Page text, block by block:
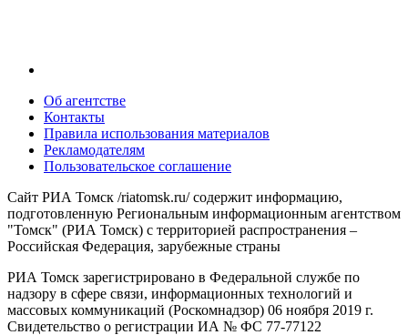
Об агентстве
Контакты
Правила использования материалов
Рекламодателям
Пользовательское соглашение
Сайт РИА Томск /riatomsk.ru/ содержит информацию,
подготовленную Региональным информационным агентством
"Томск" (РИА Томск) с территорией распространения –
Российская Федерация, зарубежные страны
РИА Томск зарегистрировано в Федеральной службе по
надзору в сфере связи, информационных технологий и
массовых коммуникаций (Роскомнадзор) 06 ноября 2019 г.
Свидетельство о регистрации ИА № ФС 77-77122